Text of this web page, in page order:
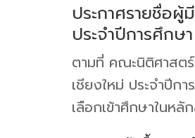
ประกาศรายชื่อ
ประจำปีการศึกษ
ตามที่ คณะนิติศาสตร์
เชียงใหม่ ประจำปี
เลือกเข้าศึกษาในห